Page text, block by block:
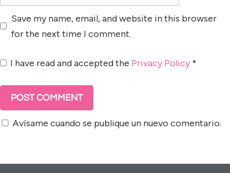
Save my name, email, and website in this browser
for the next time I comment.
I have read and accepted the Privacy Policy *
Avísame cuando se publique un nuevo comentario.